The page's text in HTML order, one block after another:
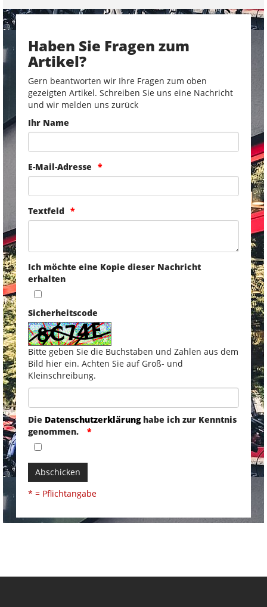
Haben Sie Fragen zum
Artikel?
Gern beantworten wir Ihre Fragen zum oben
gezeigten Artikel. Schreiben Sie uns eine Nachricht
und wir melden uns zurück
Ihr Name
E-Mail-Adresse
Textfeld
Ich möchte eine Kopie dieser Nachricht
erhalten
Sicherheitscode
Bitte geben Sie die Buchstaben und Zahlen aus dem
Bild hier ein. Achten Sie auf Groß- und
Kleinschreibung.
Die Datenschutzerklärunghabe ich zur Kenntnis
genommen.
Abschicken
* = Pflichtangabe